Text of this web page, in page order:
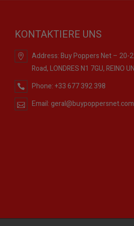
KONTAKTIERE UNS
Address:Buy Poppers Net – 20-
Road, LONDRES N1 7GU, REINO
Phone:+33 677 392 398
Email: geral@buypoppersnet.com